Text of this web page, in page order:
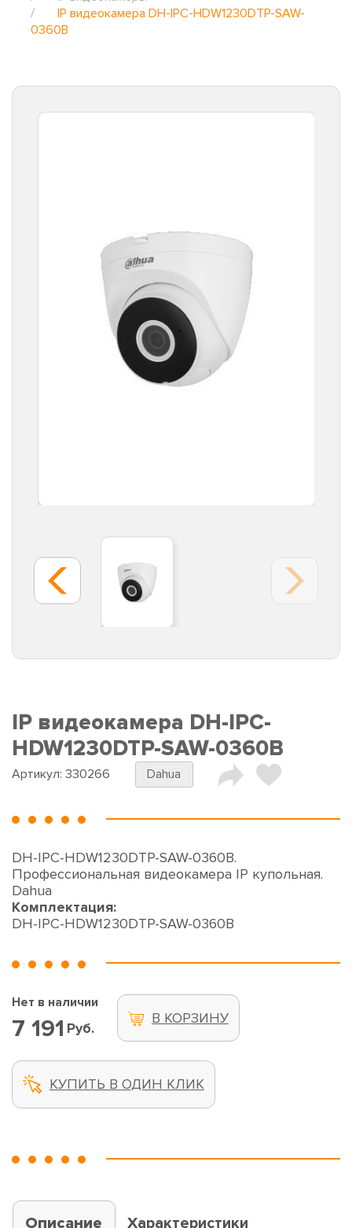
IP видеокамера DH-IPC-HDW1230DTP-SAW-
0360B
IP видеокамера DH-IPC-
HDW1230DTP-SAW-0360B
Артикул: 330266 Dahua
DH-IPC-HDW1230DTP-SAW-0360B.
Профессиональная видеокамера IP купольная.
Dahua
Комплектация:
DH-IPC-HDW1230DTP-SAW-0360B
Нет в наличии
7 191 Руб.
В КОРЗИНУ
КУПИТЬ В ОДИН КЛИК
Описание
Характеристики